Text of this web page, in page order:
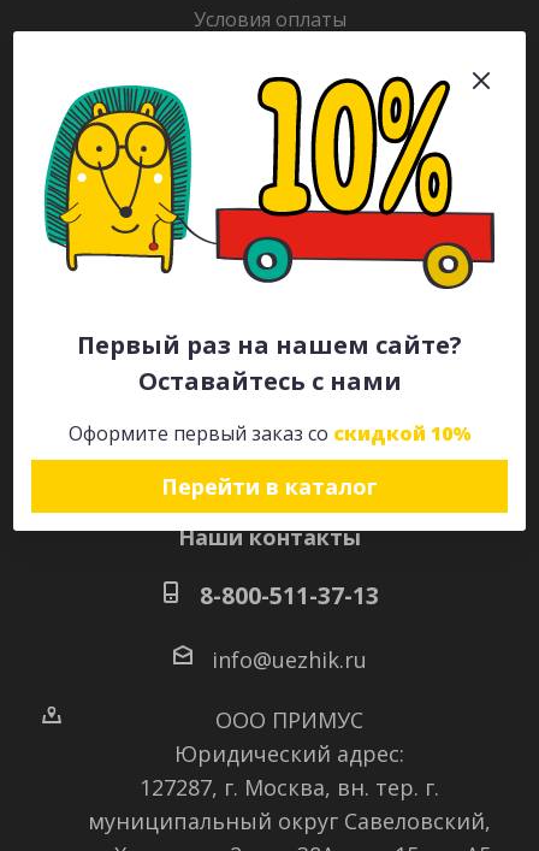
Первый раз на нашем сайте?
Оставайтесь с нами
Оформите первый заказ со скидкой 10%
Перейти в каталог
Условия оплаты
Гарантия на товар
Раскраски
Рекламодателям
Каталог
Будьте всегда в курсе!
Наши контакты
8-800-511-37-13
info@uezhik.ru
ООО ПРИМУС
Юридический адрес:
127287, г. Москва, вн. тер. г.
муниципальный округ Савеловский,